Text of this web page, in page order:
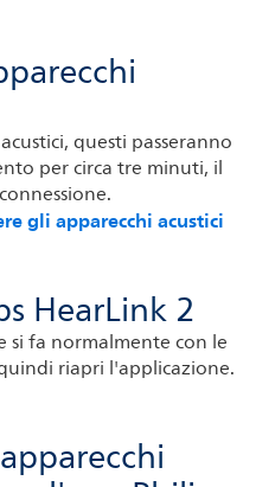
questi passeranno
per circa tre minuti, il
gli apparecchi acustici
HearLink 2
si fa normalmente con le
riapri l'applicazione.